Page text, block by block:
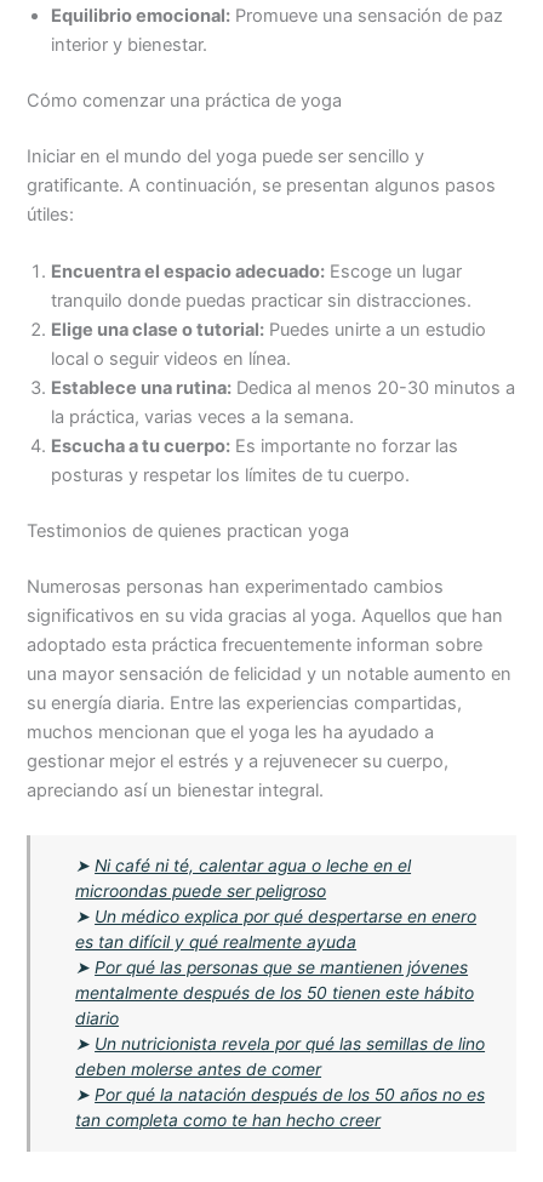
Equilibrio emocional: Promueve una sensación de paz
interior y bienestar.
Cómo comenzar una práctica de yoga
Iniciar en el mundo del yoga puede ser sencillo y
gratificante. A continuación, se presentan algunos pasos
útiles:
Encuentra el espacio adecuado: Escoge un lugar
tranquilo donde puedas practicar sin distracciones.
Elige una clase o tutorial: Puedes unirte a un estudio
local o seguir videos en línea.
Establece una rutina: Dedica al menos 20-30 minutos a
la práctica, varias veces a la semana.
Escucha a tu cuerpo: Es importante no forzar las
posturas y respetar los límites de tu cuerpo.
Testimonios de quienes practican yoga
Numerosas personas han experimentado cambios
significativos en su vida gracias al yoga. Aquellos que han
adoptado esta práctica frecuentemente informan sobre
una mayor sensación de felicidad y un notable aumento en
su energía diaria. Entre las experiencias compartidas,
muchos mencionan que el yoga les ha ayudado a
gestionar mejor el estrés y a rejuvenecer su cuerpo,
apreciando así un bienestar integral.
➤Ni café ni té, calentar agua o leche en el
microondas puede ser peligroso
➤ Un médico explica por qué despertarse en enero
es tan difícil y qué realmente ayuda
➤Por qué las personas que se mantienen jóvenes
mentalmente después de los 50 tienen este hábito
diario
➤ Un nutricionista revela por qué las semillas de lino
deben molerse antes de comer
➤Por qué la natación después de los 50 años no es
tan completa como te han hecho creer